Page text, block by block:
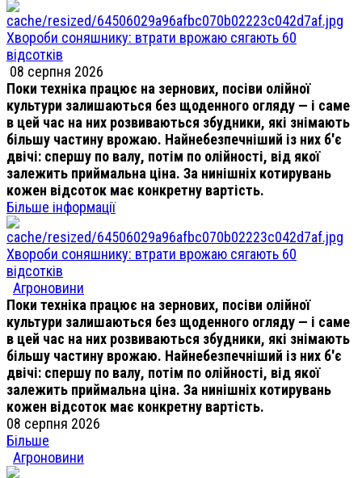
Хвороби соняшнику: втрати врожаю сягають 60
відсотків
08 серпня 2026
Поки техніка працює на зернових, посіви олійної
культури залишаються без щоденного огляду — і саме
в цей час на них розвиваються збудники, які знімають
більшу частину врожаю. Найнебезпечніший із них б'є
двічі: спершу по валу, потім по олійності, від якої
залежить приймальна ціна. За нинішніх котирувань
кожен відсоток має конкретну вартість.
Більше інформації
Хвороби соняшнику: втрати врожаю сягають 60
відсотків
Агроновини
Поки техніка працює на зернових, посіви олійної
культури залишаються без щоденного огляду — і саме
в цей час на них розвиваються збудники, які знімають
більшу частину врожаю. Найнебезпечніший із них б'є
двічі: спершу по валу, потім по олійності, від якої
залежить приймальна ціна. За нинішніх котирувань
кожен відсоток має конкретну вартість.
08 серпня 2026
Більше
Агроновини